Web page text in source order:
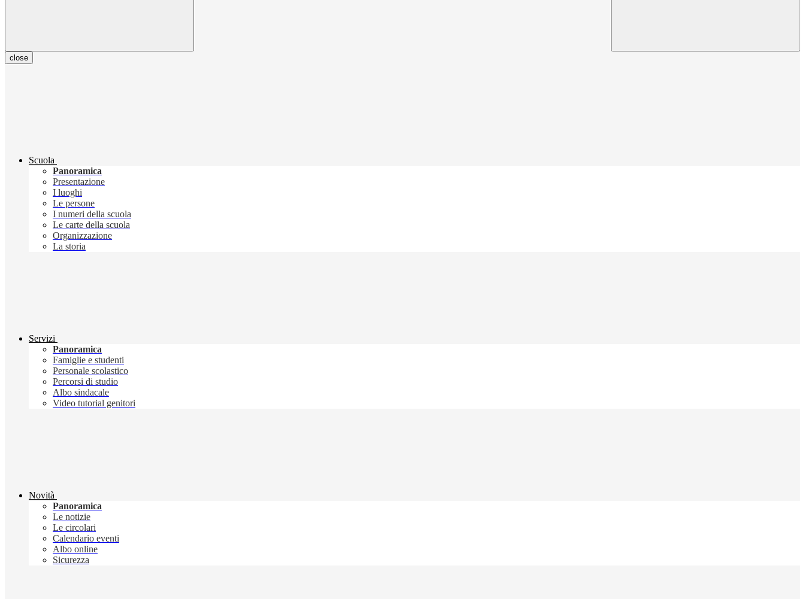
close
Scuola
Panoramica
Presentazione
I luoghi
Le persone
I numeri della scuola
Le carte della scuola
Organizzazione
La storia
Servizi
Panoramica
Famiglie e studenti
Personale scolastico
Percorsi di studio
Albo sindacale
Video tutorial genitori
Novità
Panoramica
Le notizie
Le circolari
Calendario eventi
Albo online
Sicurezza